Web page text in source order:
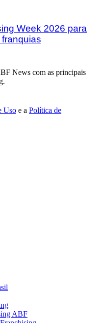
Week 2026 para
News com as principais
Uso e a Política de
ABF